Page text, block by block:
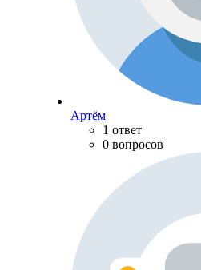
Артём
1 ответ
0 вопросов